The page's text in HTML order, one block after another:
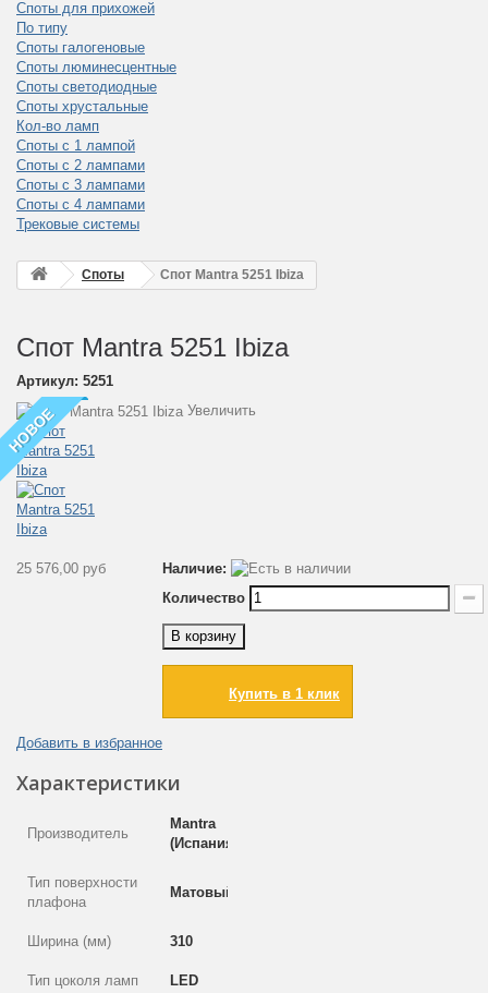
Споты для прихожей
По типу
Споты галогеновые
Споты люминесцентные
Споты светодиодные
Споты хрустальные
Кол-во ламп
Споты с 1 лампой
Споты с 2 лампами
Споты с 3 лампами
Споты с 4 лампами
Трековые системы
Споты Спот Mantra 5251 Ibiza
Спот Mantra 5251 Ibiza
Артикул: 5251
НОВОЕ Увеличить
25 576,00 руб
Добавить в избранное
Наличие:
Количество
В корзину
Купить в 1 клик
Характеристики
Производитель
Mantra
(Испания)
Тип поверхности
плафона
Матовый
Ширина (мм) 310
Тип цоколя ламп LED